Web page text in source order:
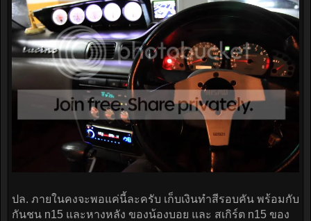
ปล. ภายในคงจะพอแค่นี้ละครับ เก็บเงินทำสีรอบคัน พร้อมกับ
กันชน n15 และหางหลัง ของน้องบอย และ สเกิร์ต n15 ของ